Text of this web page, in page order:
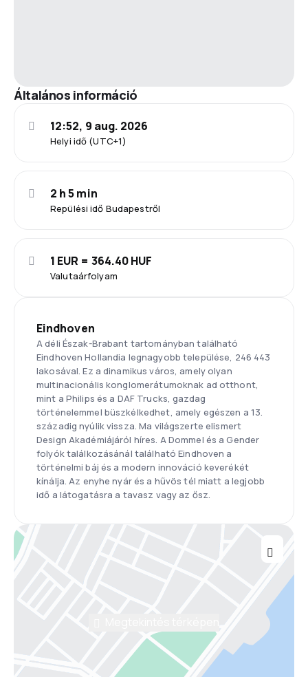
Általános információ
Helyi idő (UTC+1)
12:52, 9 aug. 2026
Repülési idő Budapestről
2 h 5 min
Valutaárfolyam
1 EUR = 364.40 HUF
Eindhoven
A déli Észak-Brabant tartományban található
Eindhoven Hollandia legnagyobb települése, 246 443
lakosával. Ez a dinamikus város, amely olyan
multinacionális konglomerátumoknak ad otthont,
mint a Philips és a DAF Trucks, gazdag
történelemmel büszkélkedhet, amely egészen a 13.
századig nyúlik vissza. Ma világszerte elismert
Design Akadémiájáról híres. A Dommel és a Gender
folyók találkozásánál található Eindhoven a
történelmi báj és a modern innováció keverékét
kínálja. Az enyhe nyár és a hűvös tél miatt a legjobb
idő a látogatásra a tavasz vagy az ősz.